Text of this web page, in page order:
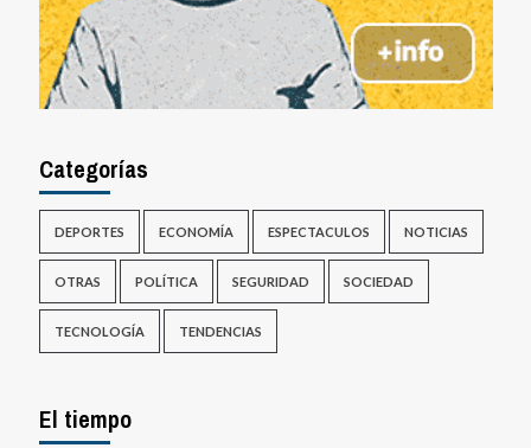
Categorías
DEPORTES ECONOMÍA ESPECTACULOS NOTICIAS
OTRAS POLÍTICA SEGURIDAD SOCIEDAD
TECNOLOGÍA TENDENCIAS
El tiempo